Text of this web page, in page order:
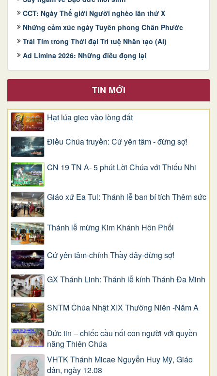
CCT: Ngày Thế giới Người nghèo lần thứ X
Những cảm xúc ngày Tuyên phong Chân Phước
Trái Tim trong Thời đại Trí tuệ Nhân tạo (AI)
Ad Limina 2026: Những điều đọng lại
TIN MỚI
Hạt lúa gieo vào lòng đất
Điều Chúa truyền: Cứ yên tâm - đừng sợ!
CN 19 TN A- 5 phút Lời Chúa với Thiếu Nhi
Giáo xứ Ea Tul: Thánh lễ ban bí tích Thêm sức
Thánh lễ mừng Kim Khánh Hôn Phối
Cứ yên tâm-chính Thầy đây-đừng sợ!
GX Thánh Linh: Thánh lễ kính Thánh Đa Minh
SNTM Chúa Nhật XIX Thường Niên -Năm A
Đức tin – chiếc cầu nối con người với quyền
năng Thiên Chúa
VHTK Thánh Micae Nguyễn Huy Mỹ, Giáo
dân, ngày 12.08